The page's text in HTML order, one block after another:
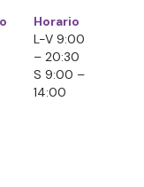
Horario
L-V 9:00
– 20:30
S 9:00 –
14:00